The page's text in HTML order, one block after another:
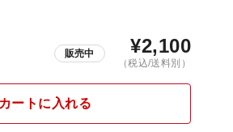
販売中 ¥2,100
（税込/送料別）
カートに入れる